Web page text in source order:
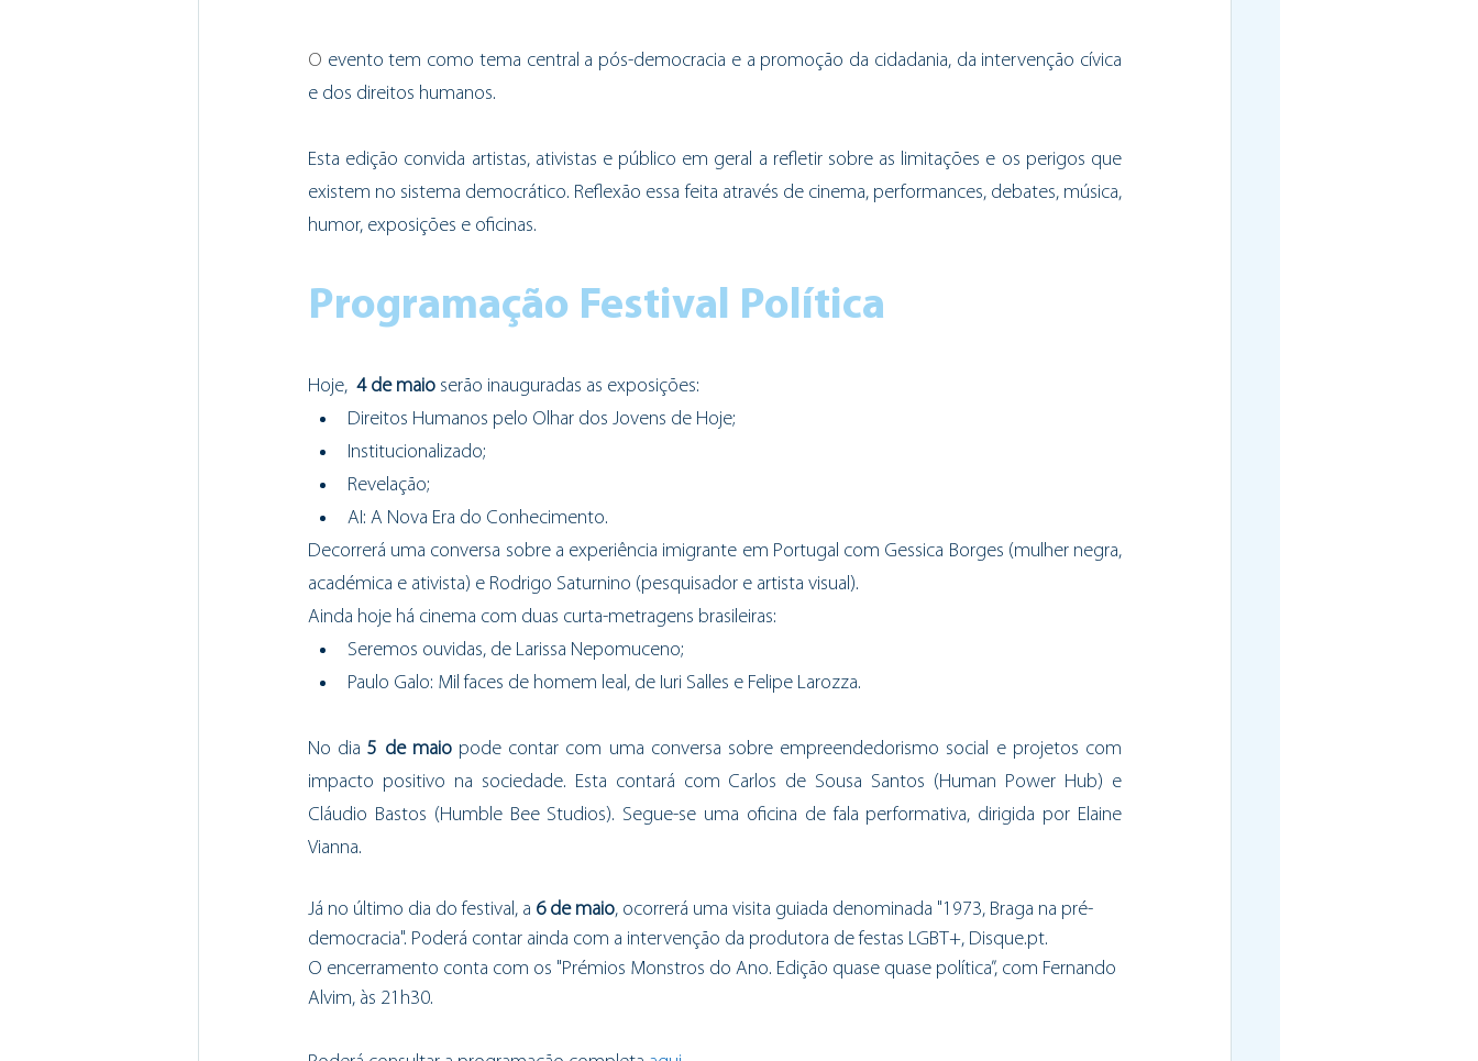
O evento tem como tema central a pós-democracia e a promoção da cidadania, da intervenção cívica
e dos direitos humanos.
Esta edição convida artistas, ativistas e público em geral a refletir sobre as limitações e os perigos que
existem no sistema democrático. Reflexão essa feita através de cinema, performances, debates, música,
humor, exposições e oficinas.
Programação Festival Política
Hoje, 4 de maio serão inauguradas as exposições:
Direitos Humanos pelo Olhar dos Jovens de Hoje;
Institucionalizado;
Revelação;
AI: A Nova Era do Conhecimento.
Decorrerá uma conversa sobre a experiência imigrante em Portugal com Gessica Borges (mulher negra,
académica e ativista) e Rodrigo Saturnino (pesquisador e artista visual).
Ainda hoje há cinema com duas curta-metragens brasileiras:
Seremos ouvidas, de Larissa Nepomuceno;
Paulo Galo: Mil faces de homem leal, de Iuri Salles e Felipe Larozza.
No dia 5 de maio pode contar com uma conversa sobre empreendedorismo social e projetos com
impacto positivo na sociedade. Esta contará com Carlos de Sousa Santos (Human Power Hub) e
Cláudio Bastos (Humble Bee Studios). Segue-se uma oficina de fala performativa, dirigida por Elaine
Vianna.
Já no último dia do festival, a 6 de maio, ocorrerá uma visita guiada denominada "1973, Braga na pré-
democracia". Poderá contar ainda com a intervenção da produtora de festas LGB T+, Disque.pt.
O encerramento conta com os "Prémios Monstros do Ano. Edição quase quase política”, com Fernando
Alvim, às 21h30.